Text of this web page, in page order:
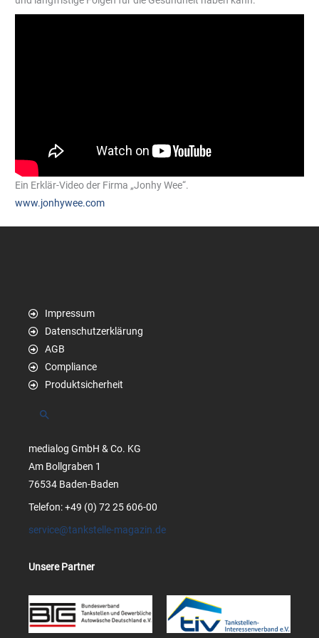
Ein Erklär-Video der Firma „Jonhy Wee“.
www.jonhywee.com
Impressum
Datenschutzerklärung
AGB
Compliance
Produktsicherheit
Suchen
medialog GmbH & Co. KG
Am Bollgraben 1
76534 Baden-Baden
Telefon: +49 (0) 72 25 606-00
service@tankstelle-magazin.de
Unsere Partner